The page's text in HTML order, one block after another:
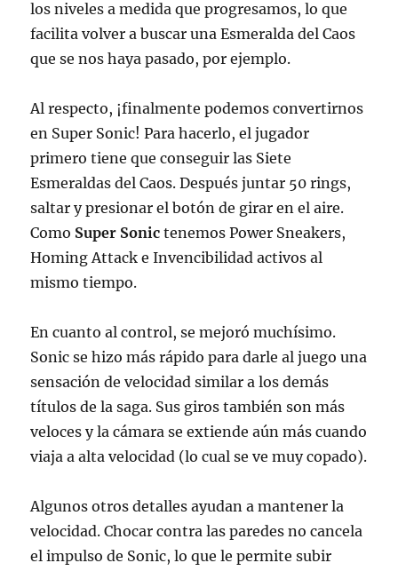
los niveles a medida que progresamos, lo que
facilita volver a buscar una Esmeralda del Caos
que se nos haya pasado, por ejemplo.
Al respecto, ¡finalmente podemos convertirnos
en Super Sonic! Para hacerlo, el jugador
primero tiene que conseguir las Siete
Esmeraldas del Caos. Después juntar 50 rings,
saltar y presionar el botón de girar en el aire.
Como Super Sonic tenemos Power Sneakers,
Homing Attack e Invencibilidad activos al
mismo tiempo.
En cuanto al control, se mejoró muchísimo.
Sonic se hizo más rápido para darle al juego una
sensación de velocidad similar a los demás
títulos de la saga. Sus giros también son más
veloces y la cámara se extiende aún más cuando
viaja a alta velocidad (lo cual se ve muy copado).
Algunos otros detalles ayudan a mantener la
velocidad. Chocar contra las paredes no cancela
el impulso de Sonic, lo que le permite subir